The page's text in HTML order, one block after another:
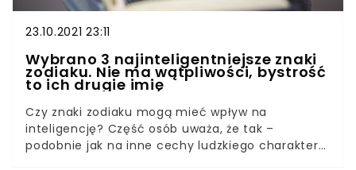
23.10.2021 23:11
Wybrano 3 najinteligentniejsze znaki
zodiaku. Nie ma wątpliwości, bystrość
to ich drugie imię
Czy znaki zodiaku mogą mieć wpływ na
inteligencję? Część osób uważa, że tak –
podobnie jak na inne cechy ludzkiego charakteru.